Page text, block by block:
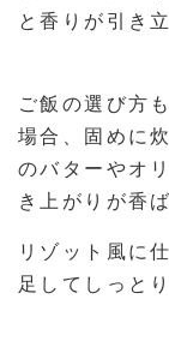
と香りが引き
ご飯の選び方
場合、固めに
のバターやオ
き上がりが香
リゾット風に
足してしっと